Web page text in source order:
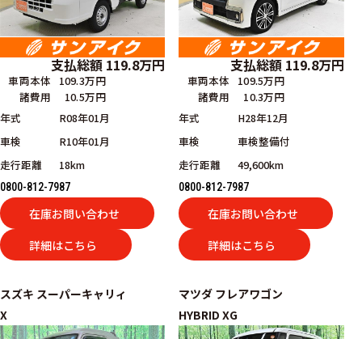
支払総額 119.8万円
車両本体
109.3万円
諸費用
10.5万円
年式
R08年01月
車検
R10年01月
走行距離
18km
0800-812-7987
在庫お問い合わせ
詳細はこちら
支払総額 119.8万円
車両本体
109.5万円
諸費用
10.3万円
年式
H28年12月
車検
車検整備付
走行距離
49,600km
0800-812-7987
在庫お問い合わせ
詳細はこちら
スズキ スーパーキャリィ
X
マツダ フレアワゴン
HYBRID XG